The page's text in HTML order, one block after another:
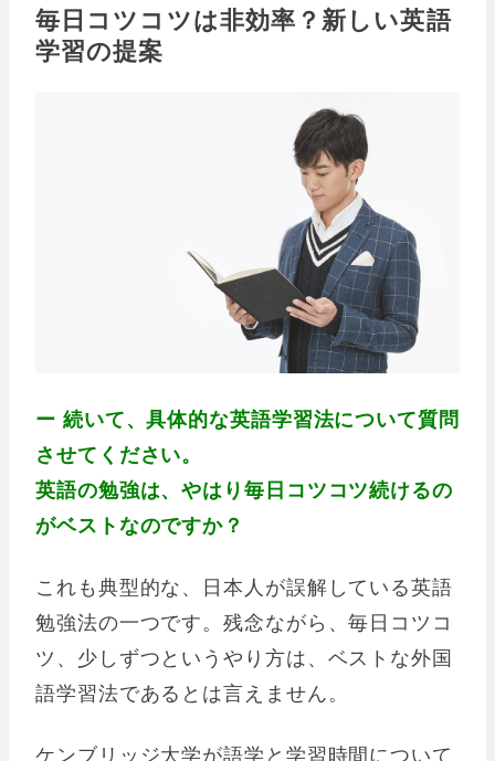
毎日コツコツは非効率？新しい英語
学習の提案
ー 続いて、具体的な英語学習法について質問
させてください。
英語の勉強は、やはり毎日コツコツ続けるの
がベストなのですか？
これも典型的な、日本人が誤解している英語
勉強法の一つです。残念ながら、毎日コツコ
ツ、少しずつというやり方は、ベストな外国
語学習法であるとは言えません。
ケンブリッジ大学が語学と学習時間について